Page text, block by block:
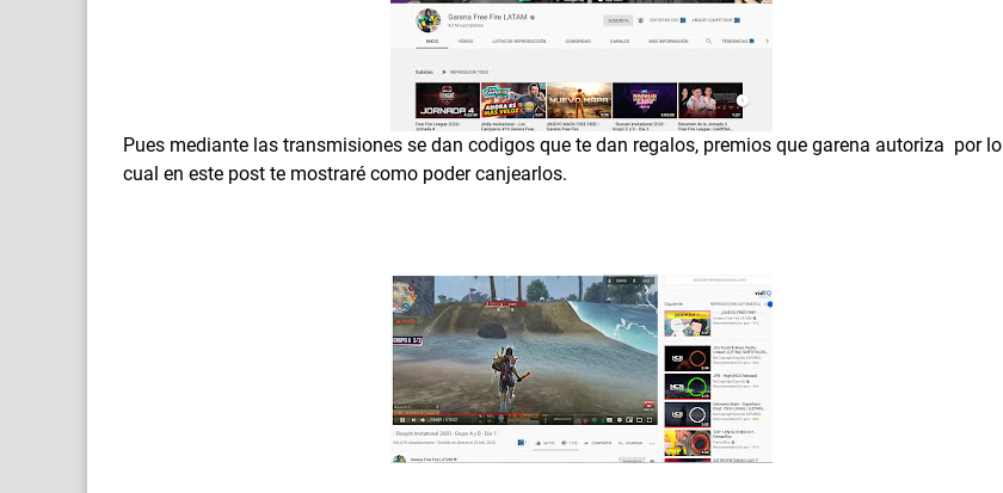
Pues mediante las transmisiones se dan codigos que te dan regalos, premios que garena autoriza por lo
cual en este post te mostraré como poder canjearlos.